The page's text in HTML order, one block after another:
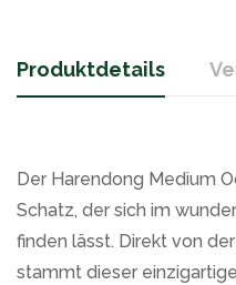
Produktdetails
Der Harendong Medium
Schatz, der sich im
finden lässt. Direkt von
stammt dieser